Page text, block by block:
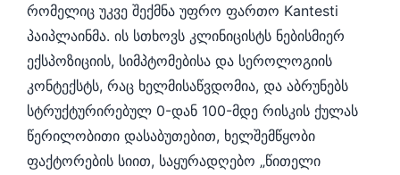
რომელიც უკვე შექმნა უფრო ფართო Kantesti
პაიპლაინმა. ის სთხოვს კლინიცისტს ნებისმიერ
ექსპოზიციის, სიმპტომებისა და სეროლოგიის
კონტექსტს, რაც ხელმისაწვდომია, და აბრუნებს
სტრუქტურირებულ 0-დან 100-მდე რისკის ქულას
წერილობითი დასაბუთებით, ხელშემწყობი
ფაქტორების სიით, საყურადღებო „წითელი